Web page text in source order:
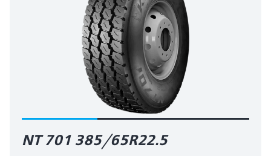
NT 701 385/65R22.5